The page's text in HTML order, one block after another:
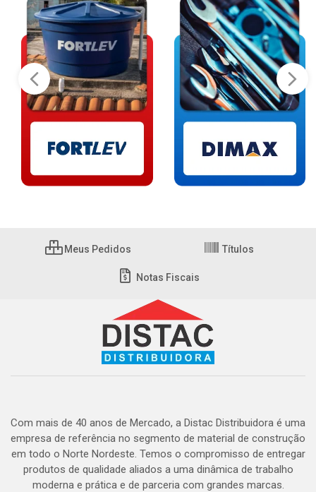
Meus Pedidos Títulos
Notas Fiscais
Com mais de 40 anos de Mercado, a Distac Distribuidora é uma
empresa de referência no segmento de material de construção
em todo o Norte Nordeste. Temos o compromisso de entregar
produtos de qualidade aliados a uma dinâmica de trabalho
moderna e prática e de parceria com grandes marcas.